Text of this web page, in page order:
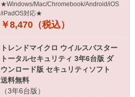
★Windows/Mac/Chromebook/Android/iOS
/iPadOS対応★
￥8,470（税込）
トレンドマイクロ ウイルスバスター
トータルセキュリティ 3年6台版 ダ
ウンロード版 セキュリティソフト
送料無料
（3年6台版）